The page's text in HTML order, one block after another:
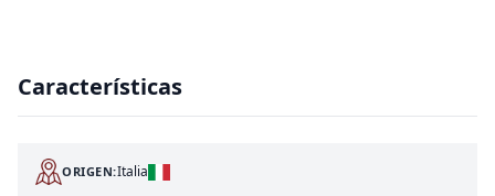
Características
ORIGEN:Italia